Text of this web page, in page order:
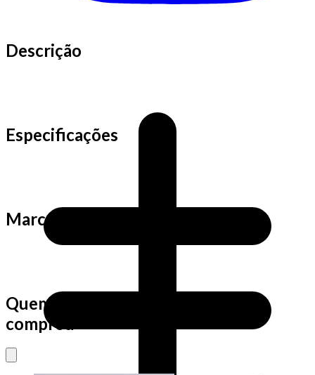
Descrição
Especificações
Marca
Quem viu este produto também
comprou